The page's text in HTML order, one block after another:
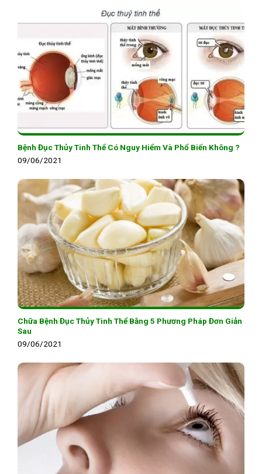
Bệnh Đục Thủy Tinh Thể Có Nguy Hiểm Và Phổ Biến Không ?
09/06/2021
Chữa Bệnh Đục Thủy Tinh Thể Bằng 5 Phương Pháp Đơn Giản
Sau
09/06/2021